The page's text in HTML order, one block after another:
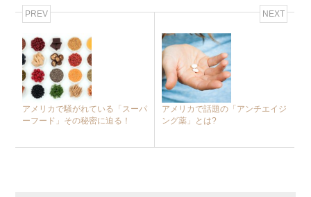
PREV
アメリカで騒がれている「スーパ
ーフード」その秘密に迫る！
NEXT
アメリカで話題の「アンチエイジ
ング薬」とは?